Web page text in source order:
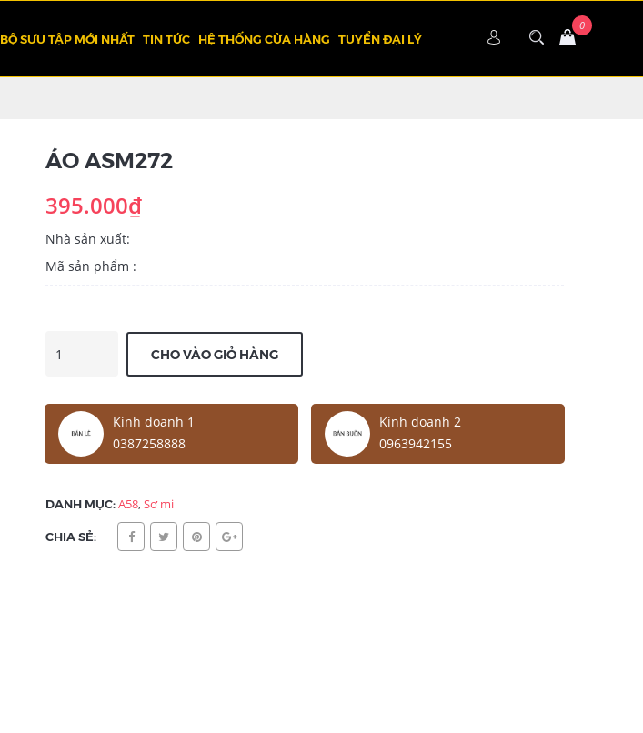
BỘ SƯU TẬP MỚI NHẤT TIN TỨC HỆ THỐNG CỬA HÀNG TUYỂN ĐẠI LÝ
ÁO ASM272
395.000₫
Nhà sản xuất:
Mã sản phẩm :
CHO VÀO GIỎ HÀNG
Kinh doanh 1
0387258888
Kinh doanh 2
0963942155
DANH MỤC:A58,Sơ mi
CHIA SẺ: